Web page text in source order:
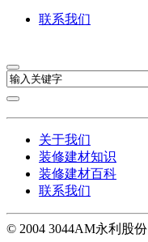
联系我们
关于我们
装修建材知识
装修建材百科
联系我们
© 2004 3044AM永利股份